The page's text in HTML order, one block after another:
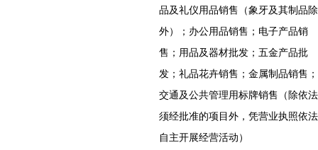
品及礼仪用品销售（象牙及其制品除
外）；办公用品销售；电子产品销
售；用品及器材批发；五金产品批
发；礼品花卉销售；金属制品销售；
交通及公共管理用标牌销售（除依法
须经批准的项目外，凭营业执照依法
自主开展经营活动）